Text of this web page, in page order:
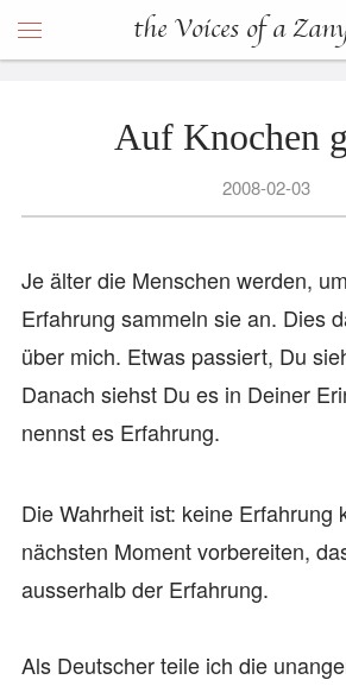
the Voices of a
Auf Knochen
2008-02-03
Je älter die Menschen werden,
Erfahrung sammeln sie an. Dies
über mich. Etwas passiert, Du
Danach siehst Du es in Deiner
nennst es Erfahrung.
Die Wahrheit ist: keine Erfahrung
nächsten Moment vorbereiten,
ausserhalb der Erfahrung.
Als Deutscher teile ich die